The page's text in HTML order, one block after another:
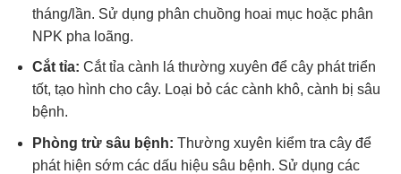
tháng/lần. Sử dụng phân chuồng hoai mục hoặc phân
NPK pha loãng.
Cắt tỉa: Cắt tỉa cành lá thường xuyên để cây phát triển
tốt, tạo hình cho cây. Loại bỏ các cành khô, cành bị sâu
bệnh.
Phòng trừ sâu bệnh: Thường xuyên kiểm tra cây để
phát hiện sớm các dấu hiệu sâu bệnh. Sử dụng các